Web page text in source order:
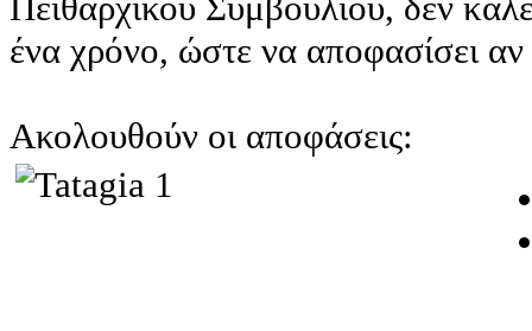
ένα χρόνο, ώστε να αποφασίσει αν
Ακολουθούν οι αποφάσεις: